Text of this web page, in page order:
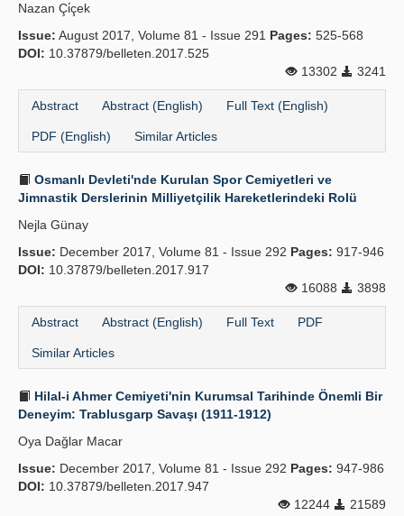
Nazan Çi̇çek
Issue: August 2017, Volume 81 - Issue 291 Pages: 525-568
DOI: 10.37879/belleten.2017.525
13302
3241
Abstract Abstract (English) Full Text (English)
PDF (English) Similar Articles
Osmanlı Devleti'nde Kurulan Spor Cemiyetleri ve
Jimnastik Derslerinin Milliyetçilik Hareketlerindeki Rolü
Nejla Günay
Issue: December 2017, Volume 81 - Issue 292 Pages: 917-946
DOI: 10.37879/belleten.2017.917
16088
3898
Abstract Abstract (English) Full Text PDF
Similar Articles
Hilal-i Ahmer Cemiyeti'nin Kurumsal Tarihinde Önemli Bir
Deneyim: Trablusgarp Savaşı (1911-1912)
Oya Dağlar Macar
Issue: December 2017, Volume 81 - Issue 292 Pages: 947-986
DOI: 10.37879/belleten.2017.947
12244
21589